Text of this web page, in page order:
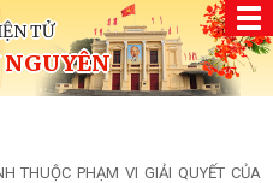
TỬ
NGUYÊN
THUỘC PHẠM VI GIẢI QUYẾT CỦA